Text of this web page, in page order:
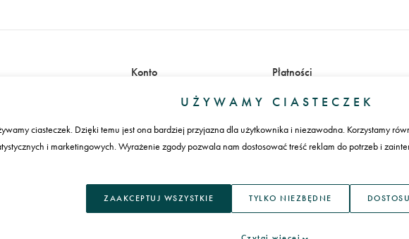
Konto
Płatności
UŻYWAMY CIASTECZEK
ciasteczek. Dzięki temu jest ona bardziej przyjazna dla użytkownika i niezawodna. Korzystamy
i marketingowych. Wyrażenie zgody pozwala nam dostosować treść reklam do potrzeb i
ZAAKCEPTUJ WSZYSTKIE TYLKO NIEZBĘDNE